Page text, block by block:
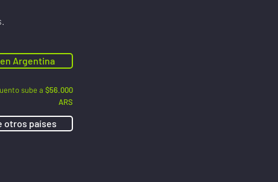
Argentina
sube a $56.000
ARS
otros países